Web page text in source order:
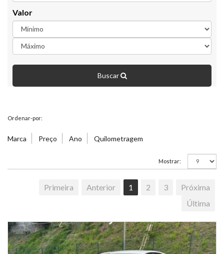
Valor
Buscar
Ordenar-por:
Marca Preço Ano Quilometragem
Mostrar:
Primeira Anterior 1 2 3
Próxima
Última